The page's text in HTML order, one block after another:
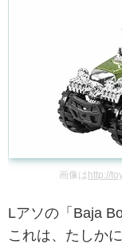
画像は http://
Lアソの「Baja
これは、たしか